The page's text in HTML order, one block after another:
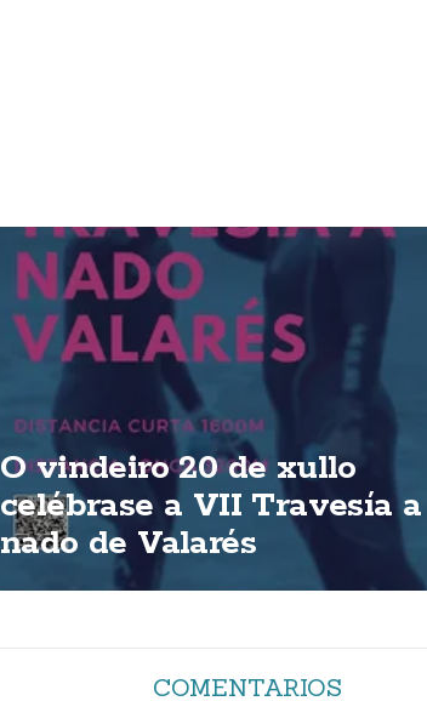
O vindeiro 20 de xullo
celébrase a VII Travesía a
nado de Valarés
COMENTARIOS